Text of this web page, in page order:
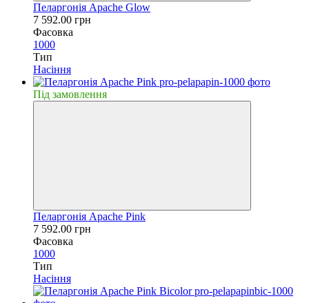
Пеларгонія Apache Glow
7 592.00 грн
Фасовка
1000
Тип
Насiння
Пiд замовлення
Пеларгонія Apache Pink
7 592.00 грн
Фасовка
1000
Тип
Насiння